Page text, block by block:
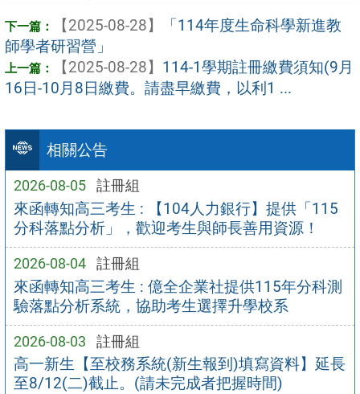
相關公告
2026-08-05 註冊組
來函轉知高三考生 : 【104人力銀行】提供「115
分科落點分析」，歡迎考生與師長善用資源！
2026-08-04 註冊組
來函轉知高三考生 : 億全企業社提供115年分科測
驗落點分析系統，協助考生選擇升學校系
2026-08-03 註冊組
高一新生【至校務系統(新生報到)填寫資料】延長
至8/12(二)截止。(請未完成者把握時間)
【2025-08-28】
「114年度生命科學新進教
師學者研習營」
【2025-08-28】 114-1學期註冊繳費須知(9月
16日-10月8日繳費。請盡早繳費，以利1 ...